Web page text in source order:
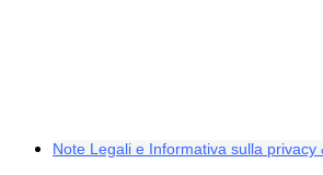
Note Legali e Informativa sulla privacy